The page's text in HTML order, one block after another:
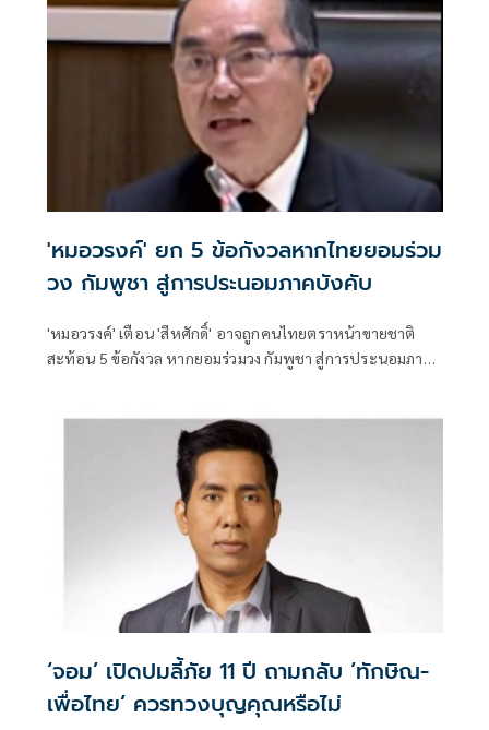
กัมพูชา
'หมอวรงค์' ยก 5 ข้อกังวลหากไทยยอมร่วม
วง กัมพูชา สู่การประนอมภาคบังคับ
'หมอวรงค์' เตือน 'สีหศักดิ์' อาจถูกคนไทยตราหน้าขายชาติ
สะท้อน 5 ข้อกังวล หากยอมร่วมวง กัมพูชา สู่การประนอมภาค
‘จอม’ เปิดปมลี้ภัย 11 ปี ถามกลับ ‘ทักษิณ-
เพื่อไทย’ ควรทวงบุญคุณหรือไม่